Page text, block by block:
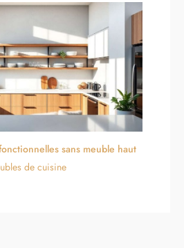
sans meuble haut
de cuisine